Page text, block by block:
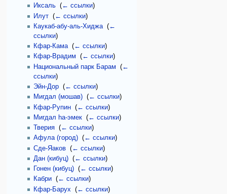
Иксаль ‎(← ссылки)
Илут ‎(← ссылки)
Каукаб-абу-аль-Хиджа‎(←
ссылки)
Кфар-Кама‎(← ссылки)
Кфар-Врадим ‎(← ссылки)
Национальный парк Барам ‎(←
ссылки)
Эйн-Дор ‎(← ссылки)
Мигдал (мошав) ‎(← ссылки)
Кфар-Рупин ‎(← ссылки)
Мигдал hа-эмек ‎(← ссылки)
Тверия ‎(← ссылки)
Афула (город) ‎(← ссылки)
Сде-Яаков ‎(← ссылки)
Дан (кибуц) ‎(← ссылки)
Гонен (кибуц) ‎(← ссылки)
Кабри ‎(← ссылки)
Кфар-Барух ‎(← ссылки)